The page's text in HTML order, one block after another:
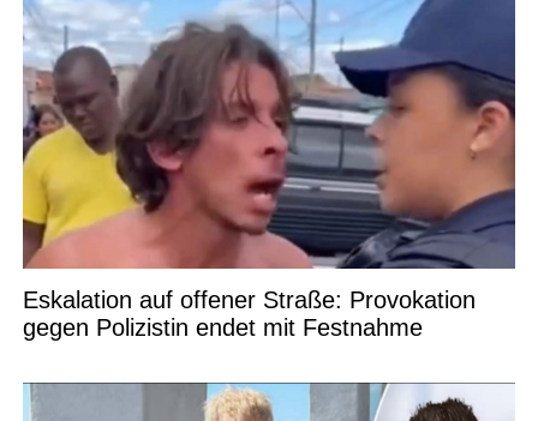
Eskalation auf offener Straße: Provokation
gegen Polizistin endet mit Festnahme